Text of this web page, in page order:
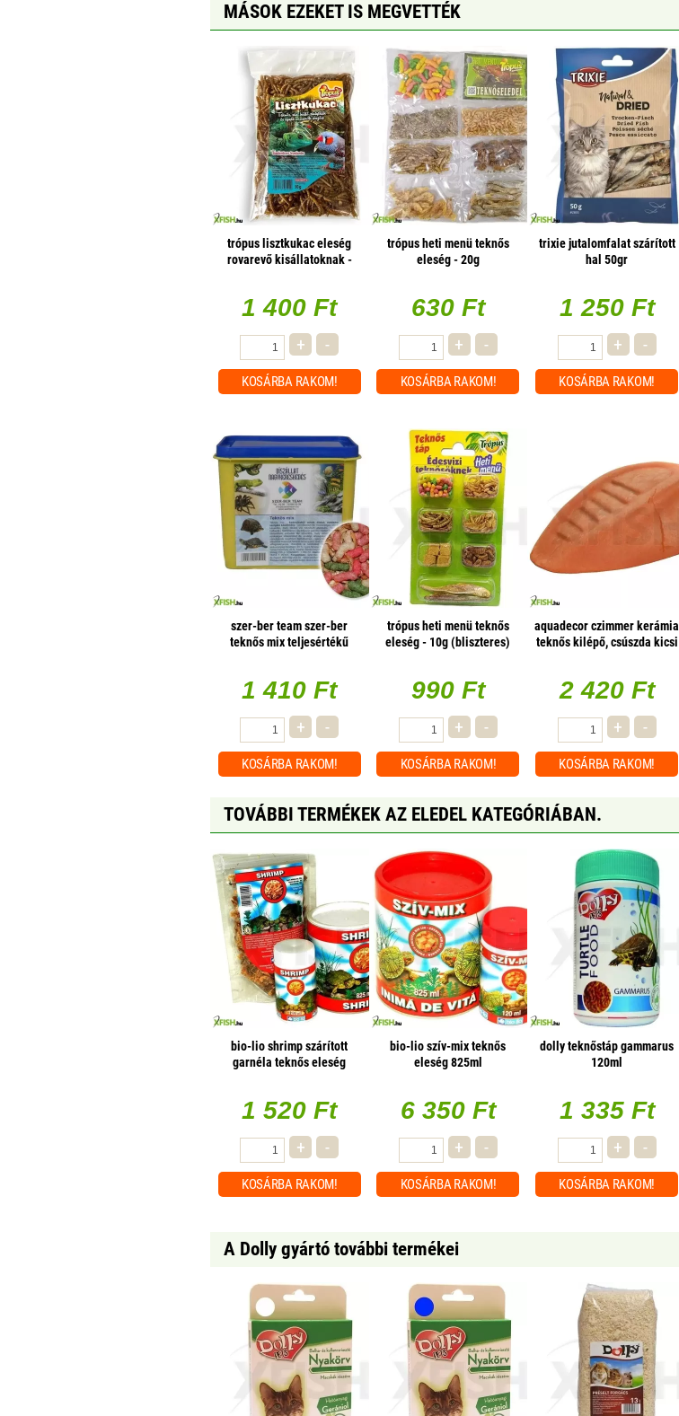
MÁSOK EZEKET IS MEGVETTÉK
trópus lisztkukac eleség
rovarevő kisállatoknak -
1 400 Ft
+ -
KOSÁRBA RAKOM!
trópus heti menü teknős
eleség - 20g
630 Ft
+ -
KOSÁRBARAKOM!
trixie jutalomfalat szárított
hal 50gr
1 250 Ft
+ -
KOSÁRBA RAKOM!
szer-ber team szer-ber
teknős mix teljesértékű
1 410 Ft
+ -
KOSÁRBA RAKOM!
trópus heti menü teknős
eleség - 10g (bliszteres)
990 Ft
+ -
KOSÁRBARAKOM!
aquadecor czimmer kerámia
teknős kilépő, csúszda kicsi
2 420 Ft
+ -
KOSÁRBA RAKOM!
TOVÁBBI TERMÉKEK AZ ELEDEL KATEGÓRIÁBAN.
bio-lio shrimp szárított
garnéla teknős eleség
1 520 Ft
+ -
KOSÁRBA RAKOM!
bio-lio szív-mix teknős
eleség 825ml
6 350 Ft
+ -
KOSÁRBARAKOM!
dolly teknőstáp gammarus
120ml
1 335 Ft
+ -
KOSÁRBA RAKOM!
A Dolly gyártó további termékei